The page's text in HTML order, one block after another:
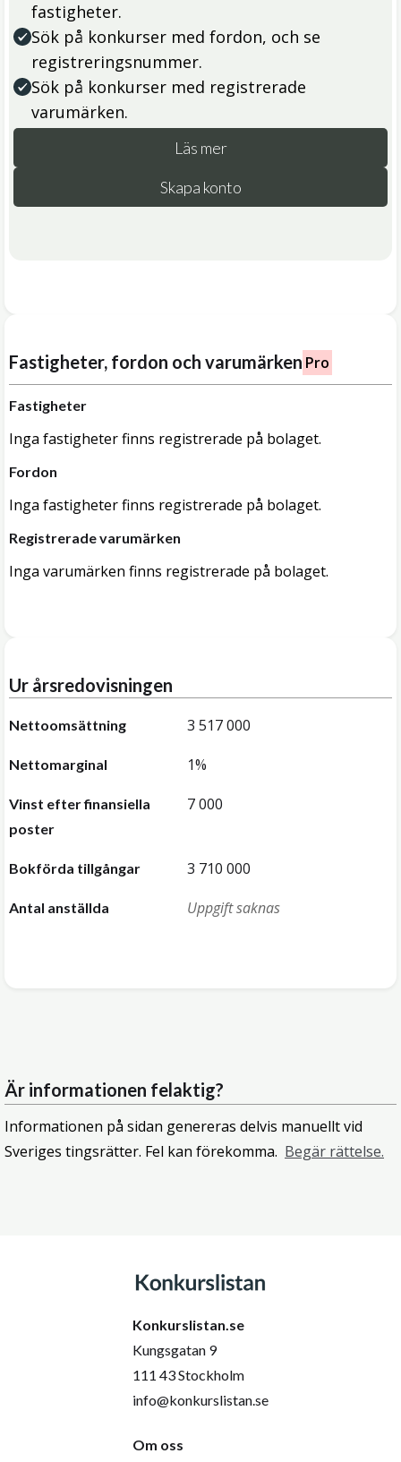
fastigheter.
Sök på konkurser med fordon, och se
registreringsnummer.
Sök på konkurser med registrerade
varumärken.
Läs mer
Skapa konto
Fastigheter, fordon och varumärken Pro
Fastigheter
Inga fastigheter finns registrerade på bolaget.
Fordon
Inga fastigheter finns registrerade på bolaget.
Registrerade varumärken
Inga varumärken finns registrerade på bolaget.
Ur årsredovisningen
Nettoomsättning 3 517 000
Nettomarginal 1%
Vinst efter finansiella
poster
7 000
Bokförda tillgångar 3 710 000
Antal anställda Uppgift saknas
Är informationen felaktig?
Informationen på sidan genereras delvis manuellt vid
Sveriges tingsrätter. Fel kan förekomma. Begär rättelse.
Konkurslistan.se
Kungsgatan 9
111 43 Stockholm
info@konkurslistan.se
Om oss